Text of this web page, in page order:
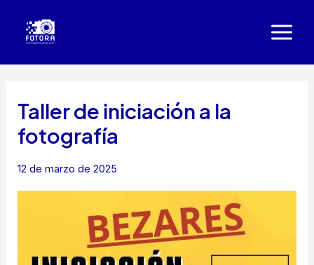
Main
Taller de iniciación a la
fotografía
12 de marzo de 2025